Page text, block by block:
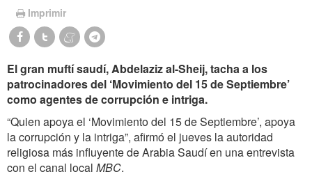
Imprimir
El gran muftí saudí, Abdelaziz al-Sheij, tacha a los
patrocinadores del ‘Movimiento del 15 de Septiembre’
como agentes de corrupción e intriga.
“Quien apoya el ‘Movimiento del 15 de Septiembre’, apoya
la corrupción y la intriga”, afirmó el jueves la autoridad
religiosa más influyente de Arabia Saudí en una entrevista
con el canal local MBC.